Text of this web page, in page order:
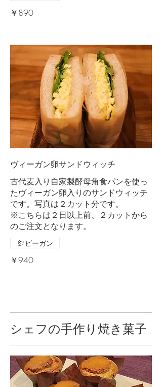
￥890
ヴィーガン卵サンドウィッチ
古代麦入り自家製酵母角食パンを使っ
たヴィーガン卵入りのサンドウィッチ
です。写真は２カット分です。
※こちらは２日以上前、２カットから
のご注文となります。
￥940
ビーガン
シェフの手作り焼き菓子